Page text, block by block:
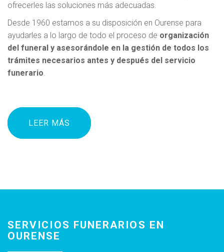
ofrecerles las soluciones más adecuadas.
Desde 1960 estamos a su disposición en Ourense para
ayudarles a lo largo de todo el proceso de organización
del funeral y asesorándole en la gestión de todos los
trámites necesarios antes y después del servicio
funerario.
LEER MÁS
SERVICIOS FUNERARIOS EN
OURENSE